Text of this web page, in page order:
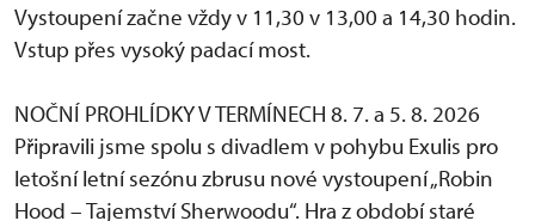
Vystoupení začne vždy v 11,30 v 13,00 a 14,30 hodin.
Vstup přes vysoký padací most.
NOČNÍ PROHLÍDKY V TERMÍNECH 8. 7. a 5. 8. 2026
Připravili jsme spolu s divadlem v pohybu Exulis pro
letošní letní sezónu zbrusu nové vystoupení „Robin
Hood – Tajemství Sherwoodu“. Hra z období staré